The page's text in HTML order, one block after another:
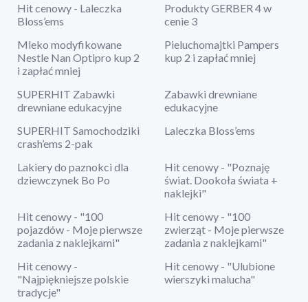
Hit cenowy - Laleczka
Bloss’ems
Produkty GERBER 4 w
cenie 3
Mleko modyfikowane
Nestle Nan Optipro kup 2
i zapłać mniej
Pieluchomajtki Pampers
kup 2 i zapłać mniej
SUPERHIT Zabawki
drewniane edukacyjne
Zabawki drewniane
edukacyjne
SUPERHIT Samochodziki
crash’ems 2-pak
Laleczka Bloss’ems
Lakiery do paznokci dla
dziewczynek Bo Po
Hit cenowy - "Poznaję
świat. Dookoła świata +
naklejki"
Hit cenowy - "100
pojazdów - Moje pierwsze
zadania z naklejkami"
Hit cenowy - "100
zwierząt - Moje pierwsze
zadania z naklejkami"
Hit cenowy -
"Najpiękniejsze polskie
tradycje"
Hit cenowy - "Ulubione
wierszyki malucha"